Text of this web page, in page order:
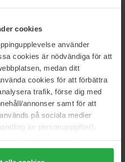
cookies
använder
cookies är nödvändiga för att
medan ditt
cookies för att förbättra
trafik, förse dig med
annonser samt för att
på sociala medier
av personuppgifter).
alla cookies" accepterar du
AZELAIC 10 HYALURON
230 ml
339 kr
Anua
Peach 70% Niacin Serum
30 ml
359 kr